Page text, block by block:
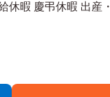
休暇 慶弔休暇 出産